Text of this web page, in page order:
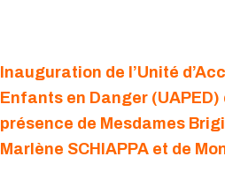
Inauguration de l’Unité
Enfants en Danger (UAPED)
présence de Mesdames
Marlène SCHIAPPA et de